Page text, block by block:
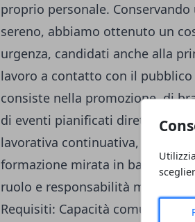
proprio personale.
sereno, abbiamo ottenuto un
urgenza, candidati anche alla
lavoro a contatto con il
consiste nella promozione, di
di eventi pianificati
lavorativa continuativa,
formazione mirata in base alle
ruolo e responsabilità maggiori
Requisiti: Capacità